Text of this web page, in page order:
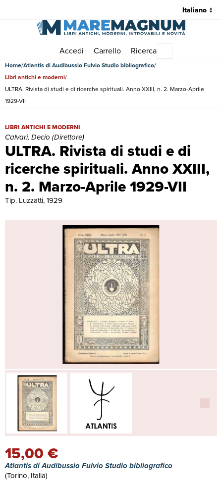
Accedi Carrello Ricerca
Home Atlantis di Audibussio Fulvio Studio bibliografico
Libri antichi e moderni
ULTRA. Rivista di studi e di ricerche spirituali. Anno XXIII, n. 2. Marzo-Aprile
1929-VII
ULTRA. Rivista di studi e di
ricerche spirituali. Anno XXIII,
n. 2. Marzo-Aprile 1929-VII
ULTRA. Rivista di studi e di ricerche spirituali. Anno XXIII, n. 2.
LIBRI ANTICHI E MODERNI
Calvari, Decio (Direttore)
Tip. Luzzatti, 1929
15,00 €
Atlantis di Audibussio Fulvio Studio bibliografico
(Torino, Italia)